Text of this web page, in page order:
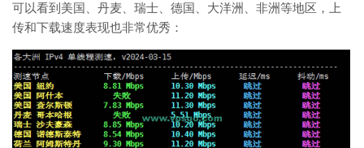
可以看到美国、丹麦、瑞士、德国、大洋洲、非洲等地区，上
传和下载速度表现也非常优秀：